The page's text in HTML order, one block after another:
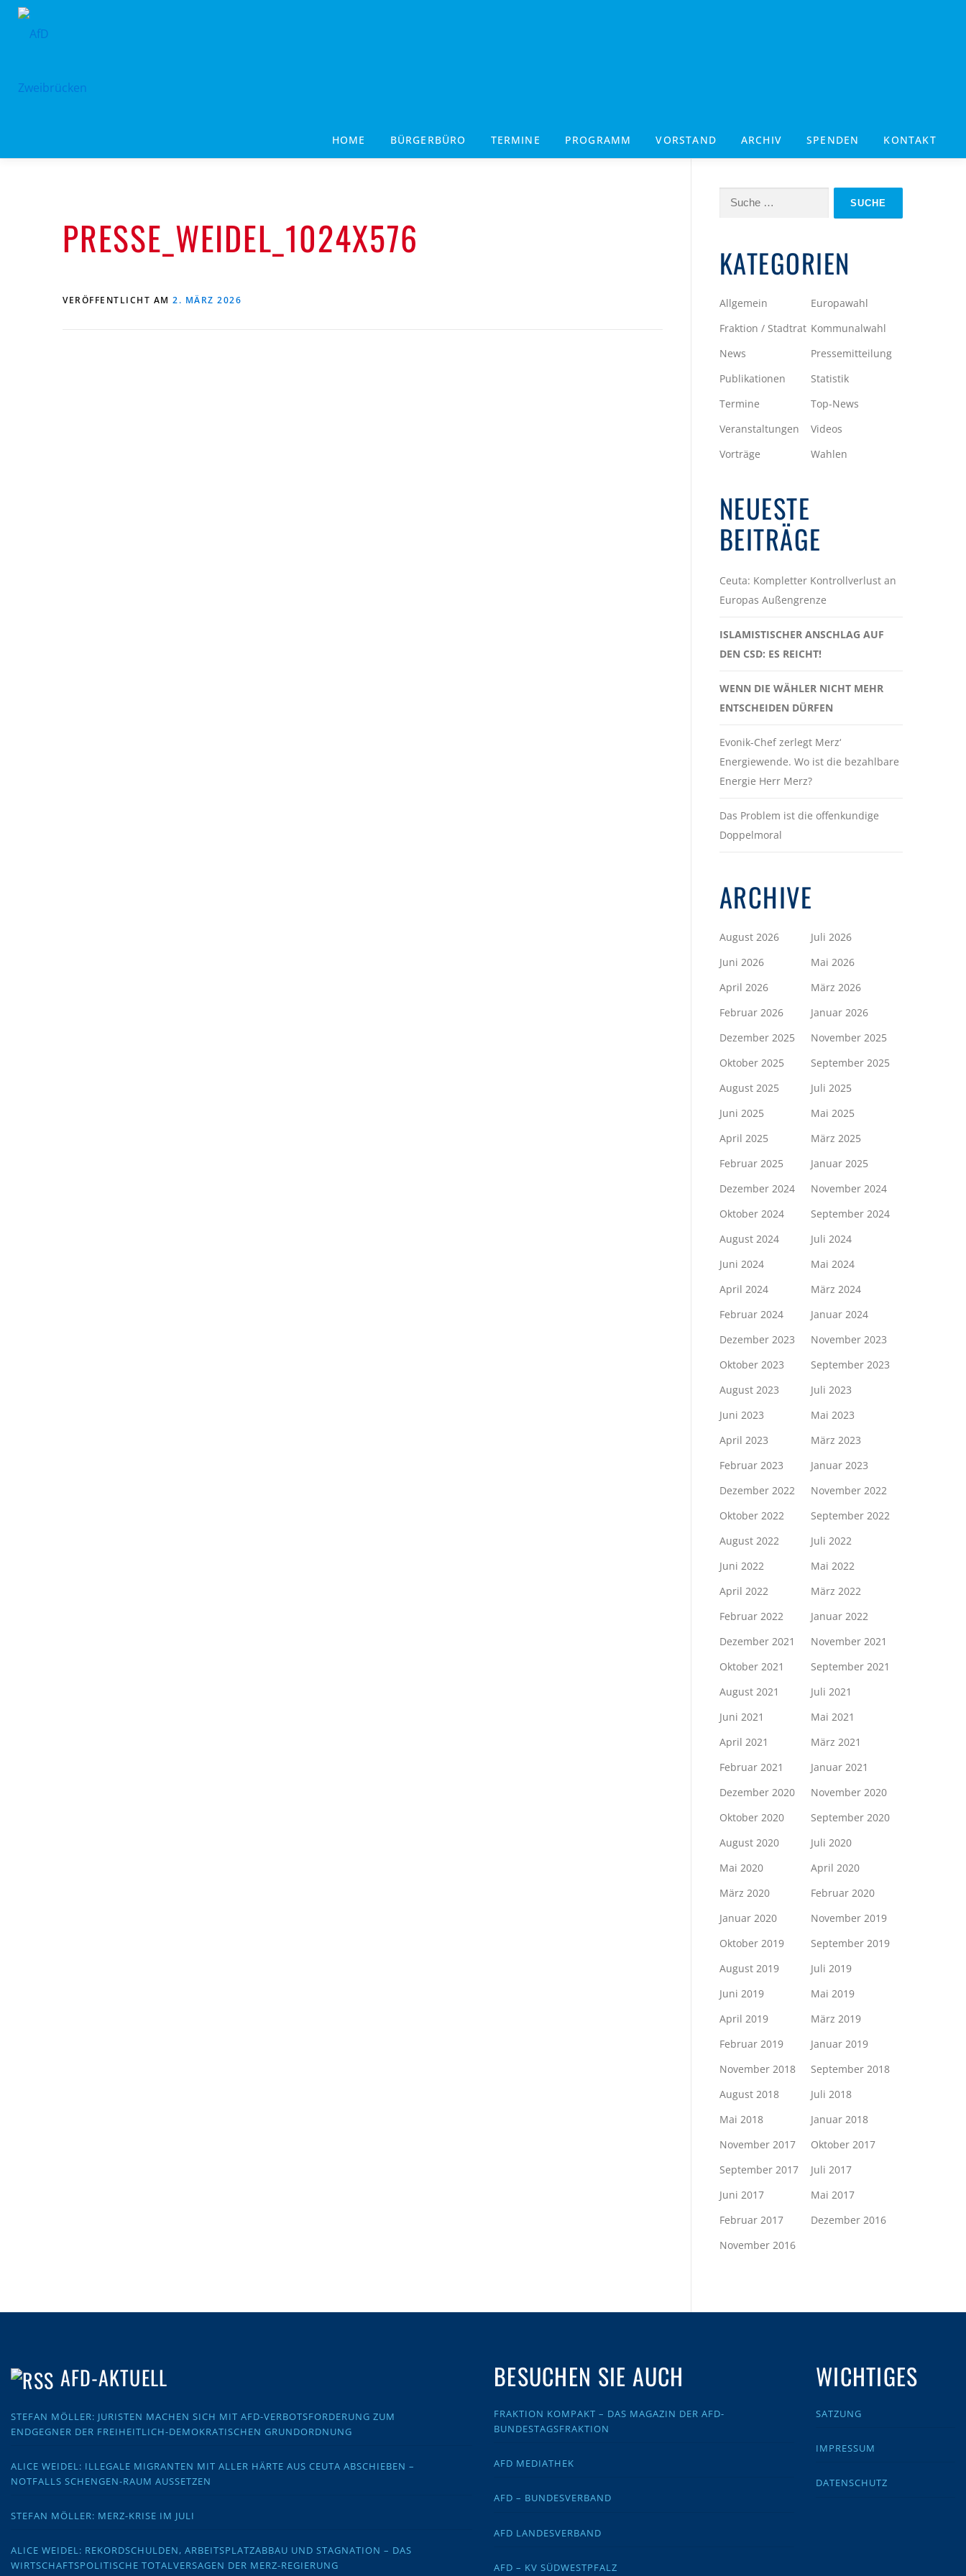
Zum
HOME BÜRGERBÜRO TERMINE PROGRAMM VORSTAND ARCHIV SPENDEN KONTAKT
PRESSE_WEIDEL_1024X576
VERÖFFENTLICHT AM 2. MÄRZ 2026
Suche
KATEGORIEN
Allgemein
Europawahl
Fraktion / Stadtrat Kommunalwahl
News
Pressemitteilung
Publikationen
Statistik
Termine
Top-News
Veranstaltungen
Videos
Vorträge
Wahlen
NEUESTE
BEITRÄGE
Ceuta: Kompletter Kontrollverlust an
Europas Außengrenze
ISLAMISTISCHER ANSCHLAG AUF
DEN CSD: ES REICHT!
WENN DIE WÄHLER NICHT MEHR
ENTSCHEIDEN DÜRFEN
Evonik-Chef zerlegt Merz‘
Energiewende. Wo ist die bezahlbare
Energie Herr Merz?
Das Problem ist die offenkundige
Doppelmoral
ARCHIVE
August 2026
Juli 2026
Juni 2026
Mai 2026
April 2026
März 2026
Februar 2026
Januar 2026
Dezember 2025
November 2025
Oktober 2025
September 2025
August 2025
Juli 2025
Juni 2025
Mai 2025
April 2025
März 2025
Februar 2025
Januar 2025
Dezember 2024
November 2024
Oktober 2024
September 2024
August 2024
Juli 2024
Juni 2024
Mai 2024
April 2024
März 2024
Februar 2024
Januar 2024
Dezember 2023
November 2023
Oktober 2023
September 2023
August 2023
Juli 2023
Juni 2023
Mai 2023
April 2023
März 2023
Februar 2023
Januar 2023
Dezember 2022
November 2022
Oktober 2022
September 2022
August 2022
Juli 2022
Juni 2022
Mai 2022
April 2022
März 2022
Februar 2022
Januar 2022
Dezember 2021
November 2021
Oktober 2021
September 2021
August 2021
Juli 2021
Juni 2021
Mai 2021
April 2021
März 2021
Februar 2021
Januar 2021
Dezember 2020
November 2020
Oktober 2020
September 2020
August 2020
Juli 2020
Mai 2020
April 2020
März 2020
Februar 2020
Januar 2020
November 2019
Oktober 2019
September 2019
August 2019
Juli 2019
Juni 2019
Mai 2019
April 2019
März 2019
Februar 2019
Januar 2019
November 2018
September 2018
August 2018
Juli 2018
Mai 2018
Januar 2018
November 2017
Oktober 2017
September 2017
Juli 2017
Juni 2017
Mai 2017
Februar 2017
Dezember 2016
November 2016
AFD-AKTUELL
STEFAN MÖLLER: JURISTEN MACHEN SICH MIT AFD-VERBOTSFORDERUNG ZUM
ENDGEGNER DER FREIHEITLICH-DEMOKRATISCHEN GRUNDORDNUNG
ALICE WEIDEL: ILLEGALE MIGRANTEN MIT ALLER HÄRTE AUS CEUTA ABSCHIEBEN –
NOTFALLS SCHENGEN-RAUM AUSSETZEN
STEFAN MÖLLER: MERZ-KRISE IM JULI
ALICE WEIDEL: REKORDSCHULDEN, ARBEITSPLATZABBAU UND STAGNATION – DAS
WIRTSCHAFTSPOLITISCHE TOTALVERSAGEN DER MERZ-REGIERUNG
BESUCHEN SIE AUCH
FRAKTION KOMPAKT – DAS MAGAZIN DER AFD-
BUNDESTAGSFRAKTION
AFD MEDIATHEK
AFD – BUNDESVERBAND
AFD LANDESVERBAND
AFD – KV SÜDWESTPFALZ
WICHTIGES
SATZUNG
IMPRESSUM
DATENSCHUTZ